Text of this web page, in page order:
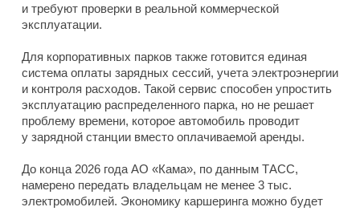
и требуют проверки в реальной коммерческой
эксплуатации.
Для корпоративных парков также готовится единая
система оплаты зарядных сессий, учета электроэнергии
и контроля расходов. Такой сервис способен упростить
эксплуатацию распределенного парка, но не решает
проблему времени, которое автомобиль проводит
у зарядной станции вместо оплачиваемой аренды.
До конца 2026 года АО «Кама», по данным ТАСС,
намерено передать владельцам не менее 3 тыс.
электромобилей. Экономику каршеринга можно будет